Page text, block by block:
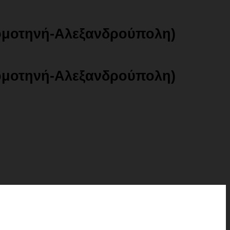
Αλεξανδρούπολη)
Αλεξανδρούπολη)